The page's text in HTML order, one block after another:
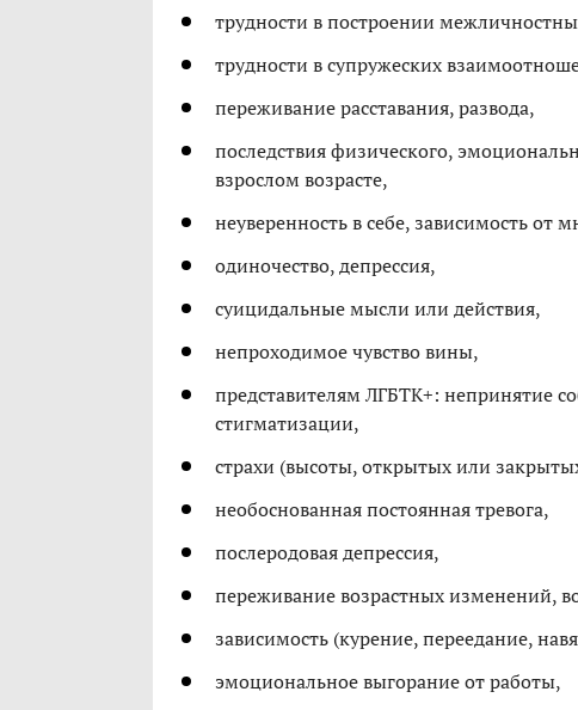
трудности в построении
трудности в супружеских
переживание расставания, развода,
последствия физического,
взрослом возрасте,
неуверенность в себе, зависимость
одиночество, депрессия,
суицидальные мысли или действия,
непроходимое чувство вины,
представителям ЛГБТК+: непринятие
стигматизации,
страхи (высоты, открытых или
необоснованная постоянная тревога,
послеродовая депрессия,
переживание возрастных изменений,
зависимость (курение, переедание,
эмоциональное выгорание от работы,